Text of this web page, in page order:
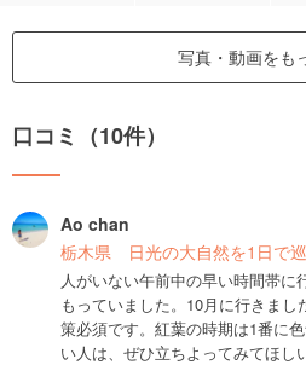
写真・動画をも
口コミ（10件）
Ao chan
栃木県 日光の大自然を1日で
人がいない午前中の早い時間帯
もっていました。10月に行きま
策必須です。紅葉の時期は1番に
い人は、ぜひ立ちよってみてほし